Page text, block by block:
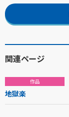
関連ページ
作品
地獄楽